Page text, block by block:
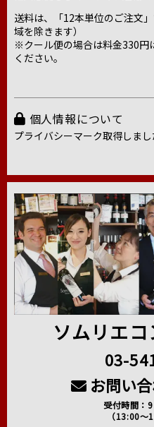
送料は、「12本単位のご注文
域を除きます）
※クール便の場合は料金330円
ください。
個人情報について
プライバシーマーク取得しまし
ソムリエ
03-
お問い
受付時間：
（13:00～